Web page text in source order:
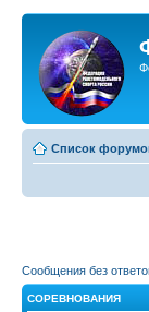
Список
Сообщения без
СОРЕВНОВАНИЯ